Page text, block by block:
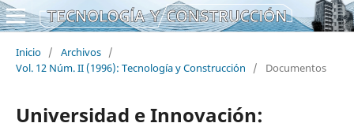
Inicio / Archivos /
Vol. 12 Núm. II (1996): Tecnología y Construcción
/ Documentos
Universidad e Innovación: